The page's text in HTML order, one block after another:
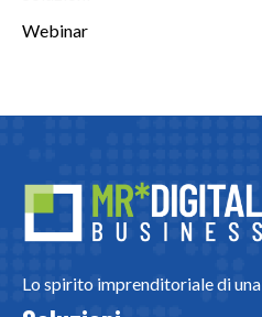
Webinar
Lo spirito imprenditoriale di